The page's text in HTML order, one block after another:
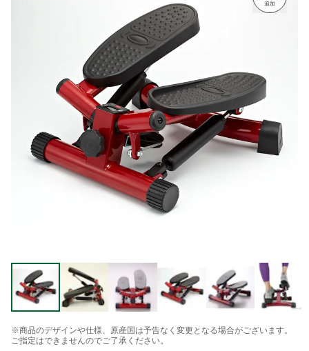
※商品のデザインや仕様、原産国は予告なく変更となる場合がございます。
ご指定はできませんのでご了承ください。